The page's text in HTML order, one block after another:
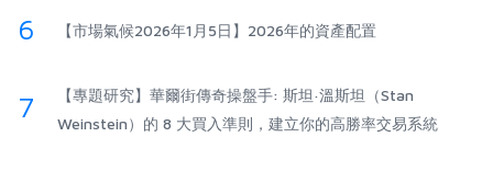
6 【市場氣候2026年1月5日】2026年的資產配置
7
【專題研究】華爾街傳奇操盤手: 斯坦·溫斯坦（Stan
Weinstein）的 8 大買入準則，建立你的高勝率交易系統